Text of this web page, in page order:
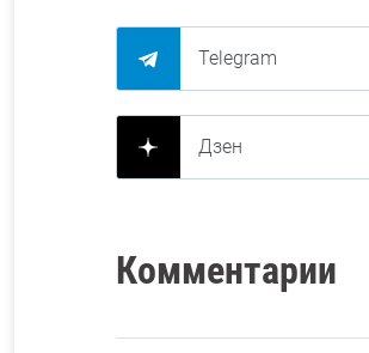
Telegram
Дзен
Комментарии